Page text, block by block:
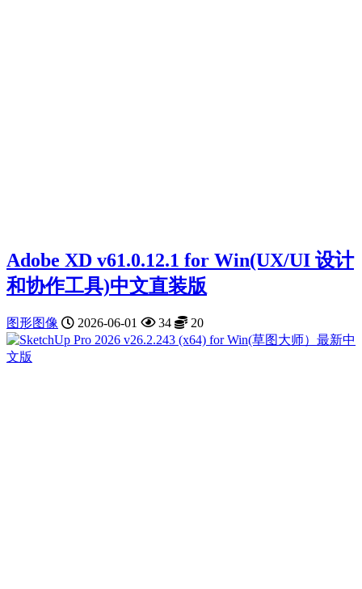
Adobe XD v61.0.12.1 for Win(UX/UI 设计
和协作工具)中文直装版
图形图像 2026-06-01 34 20